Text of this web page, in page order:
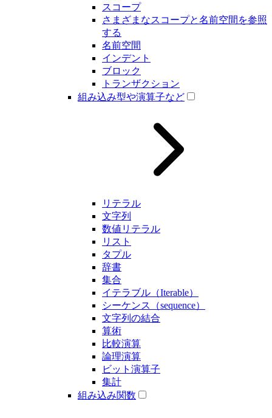
スコープ
さまざまなスコープと名前空間を参照
する
名前空間
インデント
ブロック
トランザクション
組み込み型や演算子など
リテラル
文字列
数値リテラル
リスト
タプル
辞書
集合
イテラブル（Iterable）
シーケンス（sequence）
文字列の結合
算術
比較演算
論理演算
ビット演算子
集計
組み込み関数